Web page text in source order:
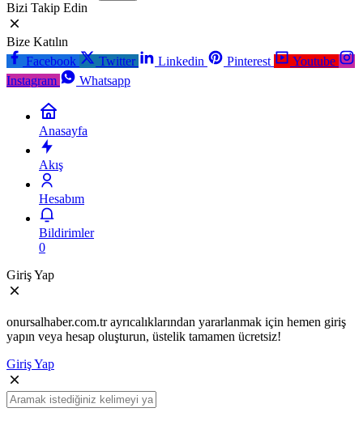
Bizi Takip Edin
Bize Katılın
Facebook
Twitter Linkedin Pinterest
Youtube
Instagram
Whatsapp
Anasayfa
Akış
Hesabım
Bildirimler
0
Giriş Yap
onursalhaber.com.tr ayrıcalıklarından yararlanmak için hemen giriş
yapın veya hesap oluşturun, üstelik tamamen ücretsiz!
Giriş Yap